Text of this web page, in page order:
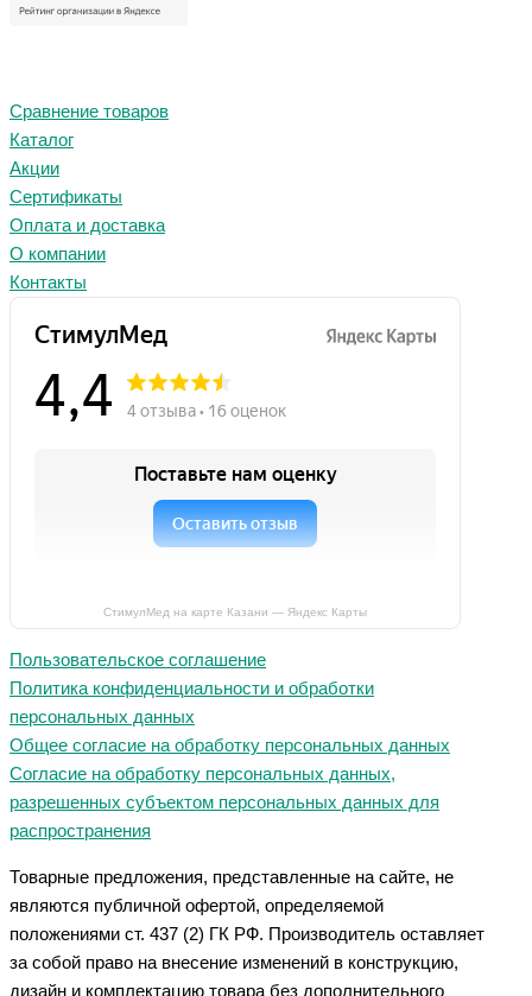
Сравнение товаров
Каталог
Акции
Сертификаты
Оплата и доставка
О компании
Контакты
СтимулМед на карте Казани — Яндекс Карты
Пользовательское соглашение
Политика конфиденциальности и обработки
персональных данных
Общее согласие на обработку персональных данных
Согласие на обработку персональных данных,
разрешенных субъектом персональных данных для
распространения
Товарные предложения, представленные на сайте, не
являются публичной офертой, определяемой
положениями ст. 437 (2) ГК РФ. Производитель оставляет
за собой право на внесение изменений в конструкцию,
дизайн и комплектацию товара без дополнительного